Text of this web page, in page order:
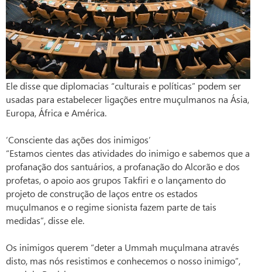
Ele disse que diplomacias “culturais e políticas” podem ser
usadas para estabelecer ligações entre muçulmanos na Ásia,
Europa, África e América.
‘Consciente das ações dos inimigos’
“Estamos cientes das atividades do inimigo e sabemos que a
profanação dos santuários, a profanação do Alcorão e dos
profetas, o apoio aos grupos Takfiri e o lançamento do
projeto de construção de laços entre os estados
muçulmanos e o regime sionista fazem parte de tais
medidas”, disse ele.
Os inimigos querem “deter a Ummah muçulmana através
disto, mas nós resistimos e conhecemos o nosso inimigo”,